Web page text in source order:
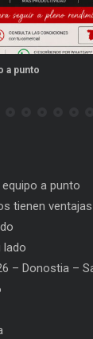
a punto
a punto
tienen ventajas
lado
– Donostia –